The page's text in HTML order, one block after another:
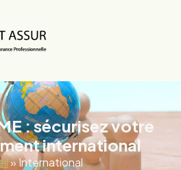
: sécurisez votre
international
»International